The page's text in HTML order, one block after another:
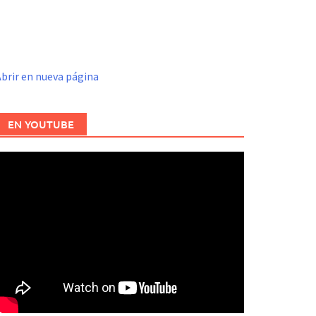
en nueva página
EN YOUTUBE